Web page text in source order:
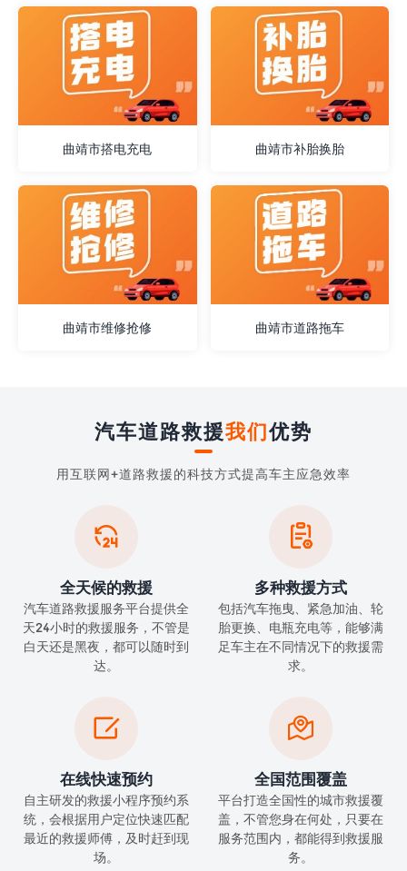
曲靖市搭电充电 曲靖市补胎换胎
曲靖市维修抢修 曲靖市道路拖车
汽车道路救援我们优势
用互联网+道路救援的科技方式提高车主应急效率

全天候的救援
汽车道路救援服务平台提供全
天24小时的救援服务，不管是
白天还是黑夜，都可以随时到
达。

多种救援方式
包括汽车拖曳、紧急加油、轮
胎更换、电瓶充电等，能够满
足车主在不同情况下的救援需
求。

在线快速预约
自主研发的救援小程序预约系
统，会根据用户定位快速匹配
最近的救援师傅，及时赶到现
场。

全国范围覆盖
平台打造全国性的城市救援覆
盖，不管您身在何处，只要在
服务范围内，都能得到救援服
务。